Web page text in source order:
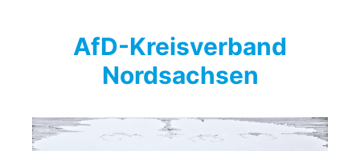
AfD-Kreisverband
Nordsachsen